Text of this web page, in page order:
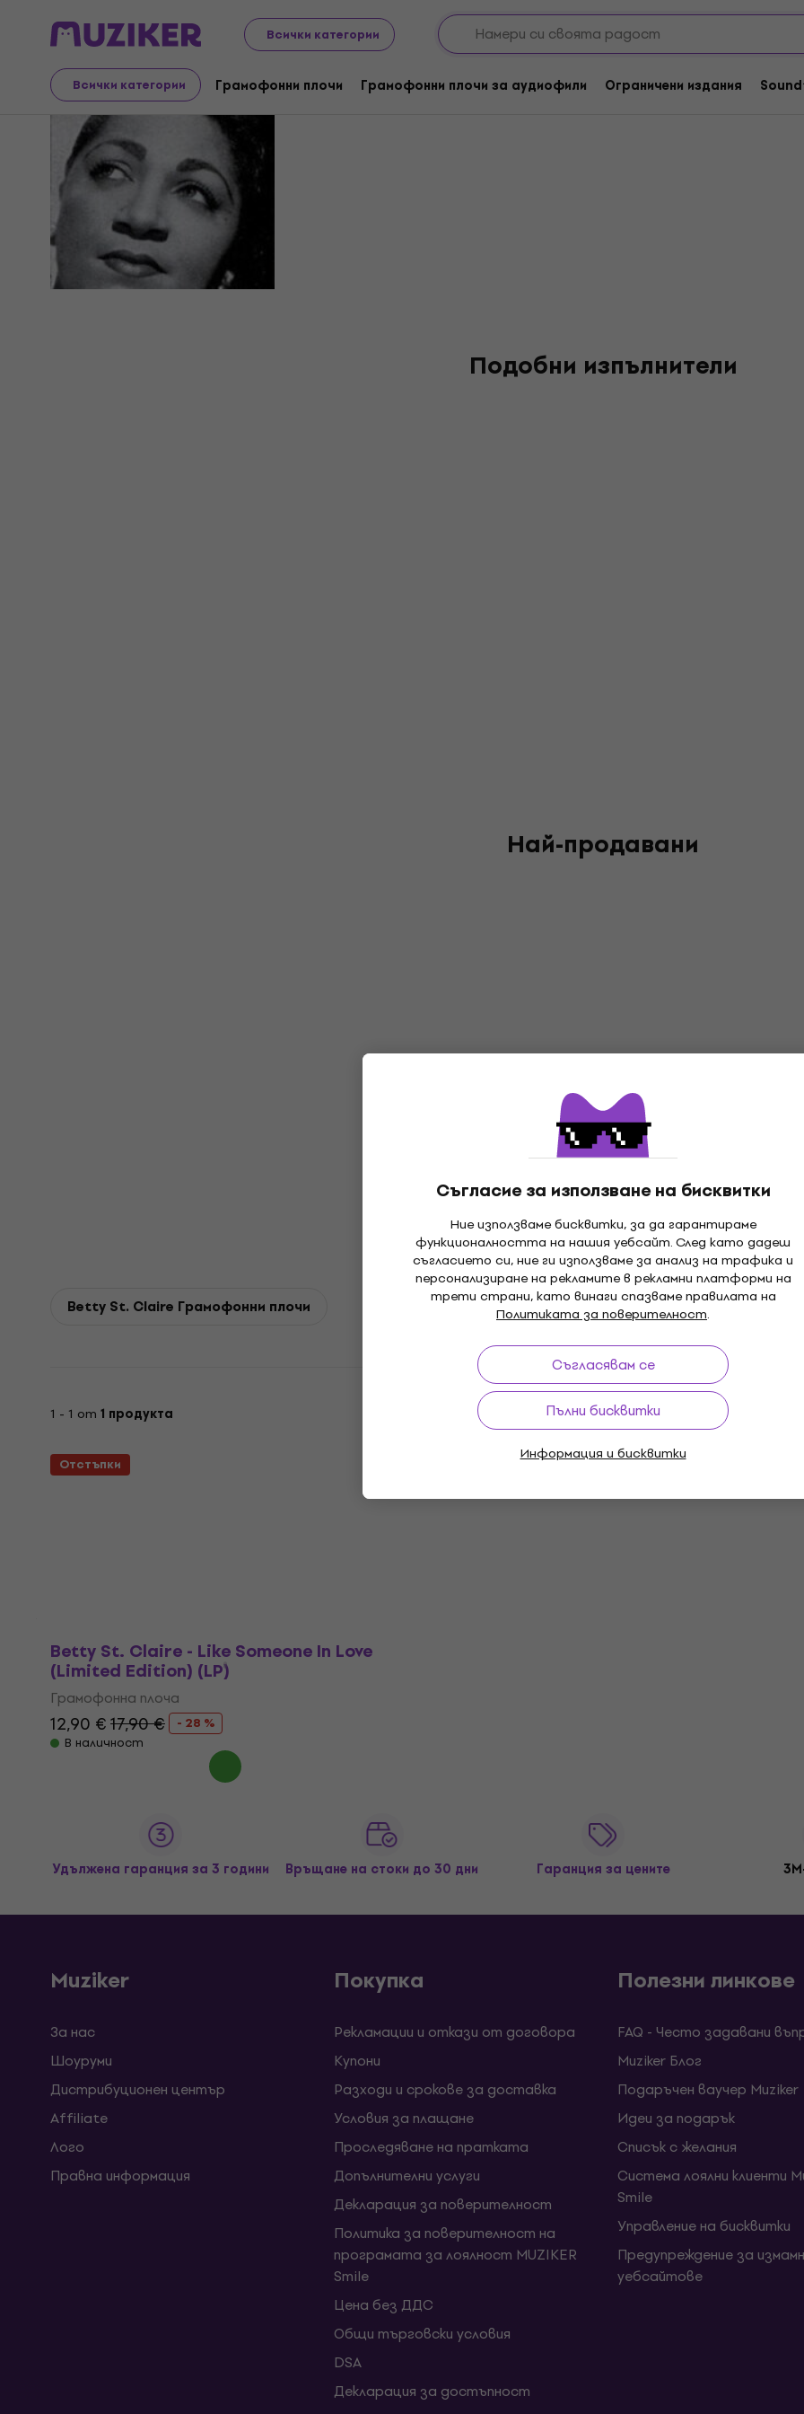
Всички категории
Всички категории Грамофонни плочи Грамофонни плочи за аудиофили Ограничени издания
Съгласие за използване на бисквитки
Ние използваме бисквитки, за да гарантираме
функционалността на нашия уебсайт. След като дадеш
съгласието си, ние ги използваме за анализ на трафика и
персонализиране на рекламите в рекламни платформи на
трети страни, като винаги спазваме правилата на
Политиката за поверителност.
Съгласявам се
Пълни бисквитки
Информация и бисквитки
Betty St. Claire
Подобни изпълнители
Най-продавани
Betty St. Claire Грамофонни плочи
1 - 1 от 1 продукта
Отстъпки
Betty St. Claire - Like Someone In Love
(Limited Edition) (LP)
Грамофонна плоча
12,90 €17,90 €
- 28 %
В наличност
Удължена гаранция за 3 години Връщане на стоки до 30 дни Гаранция за цените
Muziker
За нас
Шоуруми
Дистрибуционен център
Affiliate
Лого
Правна информация
Покупка
Рекламации и откази от договора
Kупони
Разходи и срокове за доставка
Условия за плащане
Проследяване на пратката
Допълнителни услуги
Декларация за поверителност
Политика за поверителност на
програмата за лоялност MUZIKER
Smile
Цена без ДДС
Общи търговски условия
DSA
Декларация за достъпност
Полезни линкове
FAQ - Често задавани
Muziker Блог
Подаръчен ваучер Muziker
Идеи за подарък
Списък с желания
Система лоялни клиенти
Smile
Управление на бисквитки
Предупреждение за
уебсайтове